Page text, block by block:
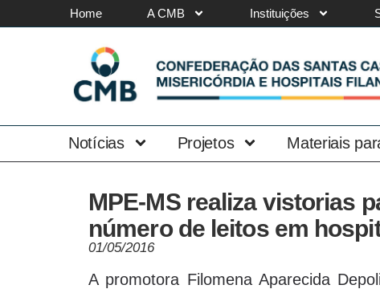
Home A CMB Instituições
Notícias Projetos Materiais
MPE-MS realiza vistorias
número de leitos em
01/05/2016
A promotora Filomena Aparecida